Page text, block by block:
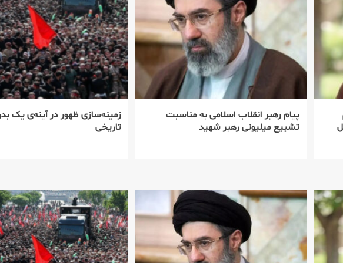
پیام رهبر انقلاب اسلامی به مناسبت
تشییع میلیونی رهبر شهید
زمینه‌سازی ظهور در آینه‌ی یک
تاریخی